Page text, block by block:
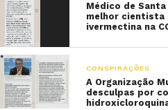
Médico de
melhor cientista
ivermectina na
CONSPIRAÇÕES
A Organização
desculpas por